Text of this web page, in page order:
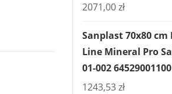
2071,00zł
Sanplast 70x80 cm
Line Mineral Pro
01-002
1243,53zł